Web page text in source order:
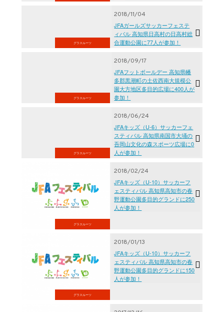
グラスルーツ
2018/11/04
JFAガールズサッカーフェステ
ィバル 高知県日高村の日高村総
合運動公園に77人が参加！
グラスルーツ
2018/09/17
JFAフットボールデー 高知県幡
多郡黒潮町の土佐西南大規模公
園大方地区多目的広場に400人が
参加！
グラスルーツ
2018/06/24
JFAキッズ（U-6）サッカーフェ
スティバル 高知県南国市大埇の
吾岡山文化の森スポーツ広場に0
人が参加！
グラスルーツ
2018/02/24
JFAキッズ（U-10）サッカーフ
ェスティバル 高知県高知市の春
野運動公園多目的グランドに250
人が参加！
グラスルーツ
2018/01/13
JFAキッズ（U-10）サッカーフ
ェスティバル 高知県高知市の春
野運動公園多目的グランドに150
人が参加！